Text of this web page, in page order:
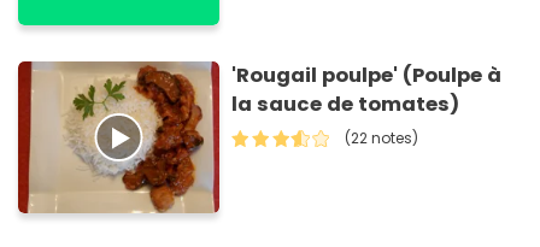
'Rougail poulpe' (Poulpe à
la sauce de tomates)
(22 notes)